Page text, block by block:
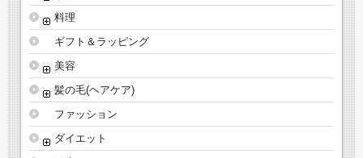
料理
ギフト＆ラッピング
美容
髪の毛(ヘアケア)
ファッション
ダイエット